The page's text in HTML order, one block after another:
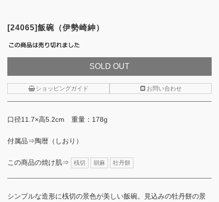
[24065]飯碗（伊勢崎紳）
SOLD OUT
ショッピングガイド お問い合わせ
口径11.7×高5.2cm 重量：178g
付属品⇒陶暦（しおり）
この商品の焼け肌⇒ 桟切 胡麻 牡丹餅
シンプルな造形に桟切の景色が美しい飯碗。見込みの牡丹餅の景